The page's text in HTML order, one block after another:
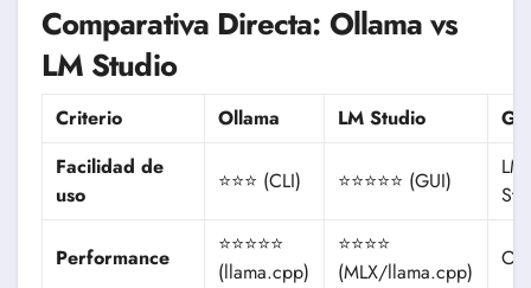
Comparativa Directa: Ollama vs
LM Studio
Criterio Ollama LM Studio
Facilidad de
uso
⭐⭐⭐ (CLI) ⭐⭐⭐⭐⭐ (GUI)
LM
Performance
⭐⭐⭐⭐⭐
(llama.cpp)
⭐⭐⭐⭐
(MLX/llama.cpp)